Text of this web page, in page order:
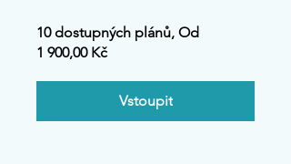
10 dostupných plánů, Od
1 900,00 Kč
Vstoupit